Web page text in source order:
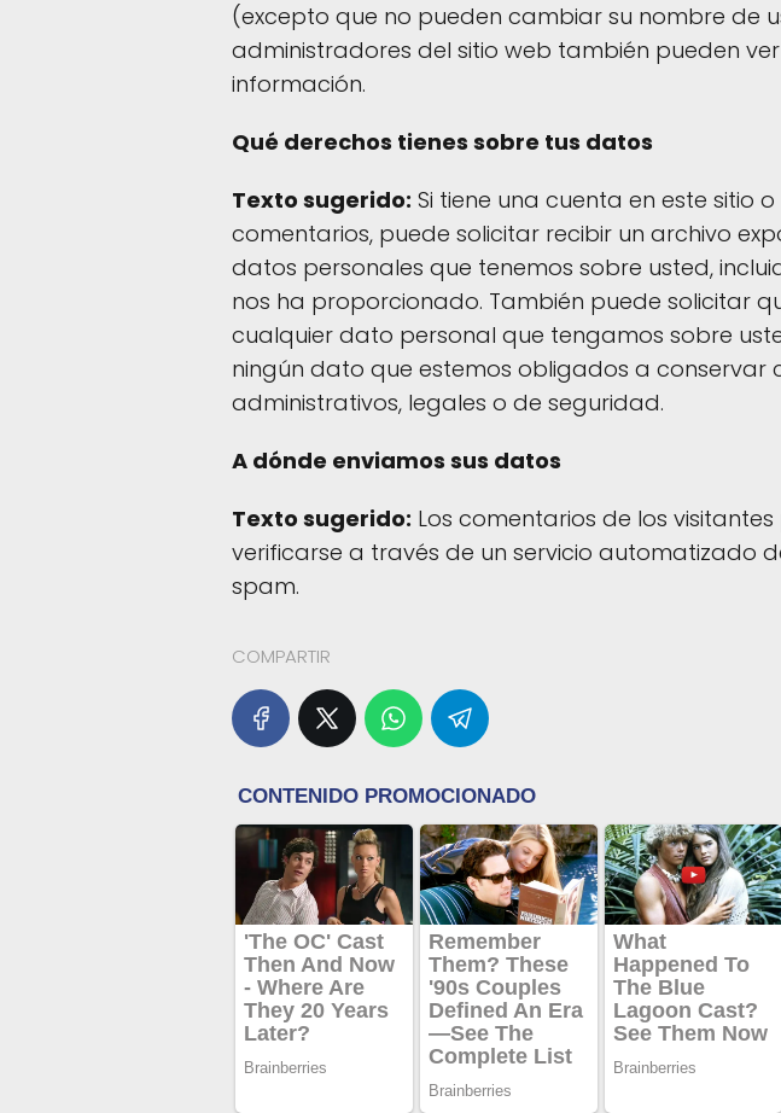
(excepto que no pueden cambiar su nombre de
administradores del sitio web también pueden
información.
Qué derechos tienes sobre tus datos
Texto sugerido: Si tiene una cuenta en este sitio
comentarios, puede solicitar recibir un archivo
datos personales que tenemos sobre usted,
nos ha proporcionado. También puede solicitar
cualquier dato personal que tengamos sobre
ningún dato que estemos obligados a conservar
administrativos, legales o de seguridad.
A dónde enviamos sus datos
Texto sugerido: Los comentarios de los
verificarse a través de un servicio automatizado
spam.
COMPARTIR